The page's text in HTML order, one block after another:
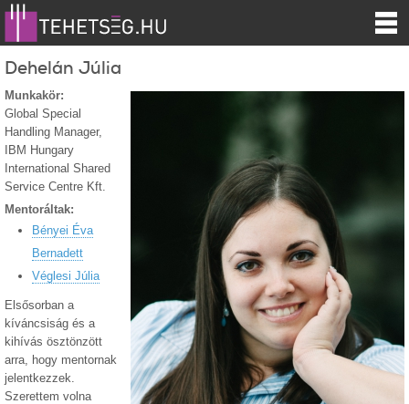
Dehelán Júlia
Munkakör:
Global Special
Handling Manager,
IBM Hungary
International Shared
Service Centre Kft.
Mentoráltak:
Bényei Éva
Bernadett
Véglesi Júlia
Elsősorban a
kíváncsiság és a
kihívás ösztönzött
arra, hogy mentornak
jelentkezzek.
Szerettem volna